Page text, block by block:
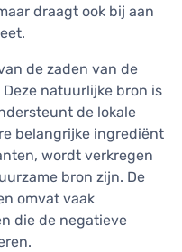
draagt ook bij aan
de zaden van de
natuurlijke bron is
de lokale
belangrijke ingrediënt
wordt verkregen
bron zijn. De
omvat vaak
die de negatieve